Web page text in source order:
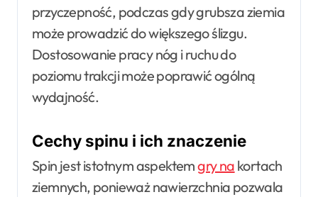
przyczepność, podczas gdy grubsza ziemia
może prowadzić do większego ślizgu.
Dostosowanie pracy nóg i ruchu do
poziomu trakcji może poprawić ogólną
wydajność.
Cechy spinu i ich znaczenie
Spin jest istotnym aspektemgry na kortach
ziemnych, ponieważ nawierzchnia pozwala